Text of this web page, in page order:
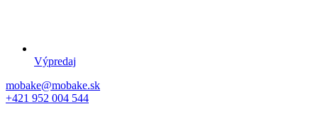
Výpredaj
mobake@mobake.sk
+421 952 004 544